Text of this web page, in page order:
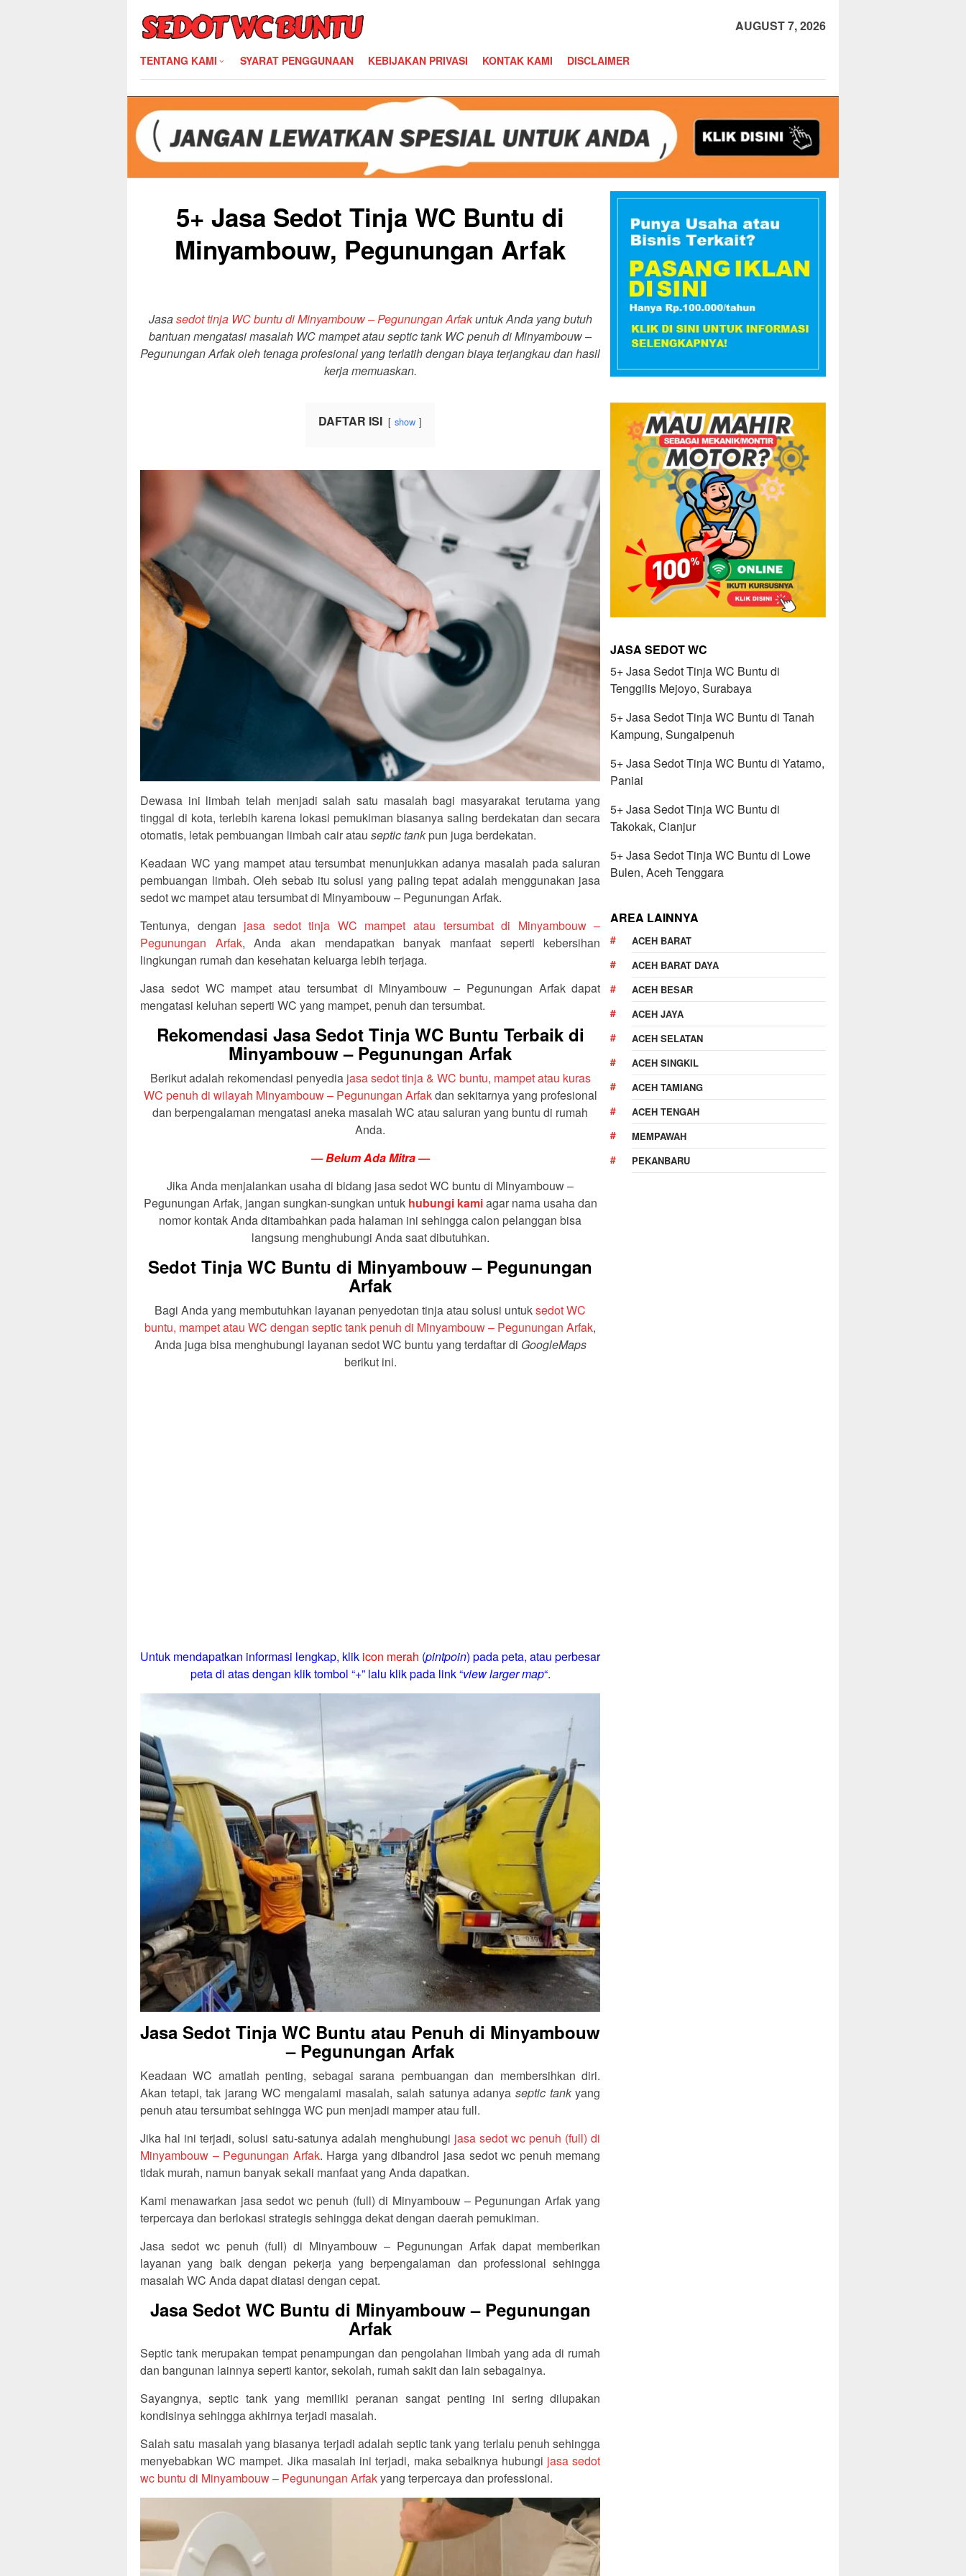
content
AUGUST 7, 2026
TENTANG KAMI SYARAT PENGGUNAAN KEBIJAKAN PRIVASI KONTAK KAMI DISCLAIMER
5+ Jasa Sedot Tinja WC Buntu di
Minyambouw, Pegunungan Arfak
Jasasedot tinja WC buntu di Minyambouw – Pegunungan Arfakuntuk Anda yang butuh
bantuan mengatasi masalah WC mampet atau septic tank WC penuh di Minyambouw –
Pegunungan Arfak oleh tenaga profesional yang terlatih dengan biaya terjangkau dan hasil
kerja memuaskan.
DAFTAR ISI show
Dewasa ini limbah telah menjadi salah satu masalah bagi masyarakat terutama yang
tinggal di kota, terlebih karena lokasi pemukiman biasanya saling berdekatan dan secara
otomatis, letak pembuangan limbah cair atau septic tankpun juga berdekatan.
Keadaan WC yang mampet atau tersumbat menunjukkan adanya masalah pada saluran
pembuangan limbah. Oleh sebab itu solusi yang paling tepat adalah menggunakan jasa
sedot wc mampet atau tersumbat di Minyambouw – Pegunungan Arfak.
Tentunya, dengan jasa sedot tinja WC mampet atau tersumbat di Minyambouw –
Pegunungan Arfak, Anda akan mendapatkan banyak manfaat seperti kebersihan
lingkungan rumah dan kesehatan keluarga lebih terjaga.
Jasa sedot WC mampet atau tersumbat di Minyambouw – Pegunungan Arfak dapat
mengatasi keluhan seperti WC yang mampet, penuh dan tersumbat.
Rekomendasi Jasa Sedot Tinja WC Buntu Terbaik di
Minyambouw – Pegunungan Arfak
Berikut adalah rekomendasi penyedia jasa sedot tinja & WC buntu, mampet atau kuras
WC penuh di wilayah Minyambouw – Pegunungan Arfakdan sekitarnya yang profesional
dan berpengalaman mengatasi aneka masalah WC atau saluran yang buntu di rumah
Anda.
— Belum Ada Mitra —
Jika Anda menjalankan usaha di bidang jasa sedot WC buntu di Minyambouw –
Pegunungan Arfak, jangan sungkan-sungkan untuk hubungi kamiagar nama usaha dan
nomor kontak Anda ditambahkan pada halaman ini sehingga calon pelanggan bisa
langsung menghubungi Anda saat dibutuhkan.
Sedot Tinja WC Buntu di Minyambouw – Pegunungan
Arfak
Bagi Anda yang membutuhkan layanan penyedotan tinja atau solusi untuksedot WC
buntu, mampet atau WC dengan septic tank penuh di Minyambouw – Pegunungan Arfak,
Anda juga bisa menghubungi layanan sedot WC buntu yang terdaftar di GoogleMaps
berikut ini.
Untuk mendapatkan informasi lengkap, klik icon merah (pintpoin) pada peta, atau perbesar
peta di atas dengan klik tombol “+” lalu klik pada link “view larger map“.
Jasa Sedot Tinja WC Buntu atau Penuh di Minyambouw
– Pegunungan Arfak
Keadaan WC amatlah penting, sebagai sarana pembuangan dan membersihkan diri.
Akan tetapi, tak jarang WC mengalami masalah, salah satunya adanya septic tankyang
penuh atau tersumbat sehingga WC pun menjadi mamper atau full.
Jika hal ini terjadi, solusi satu-satunya adalah menghubungi jasa sedot wc penuh (full) di
Minyambouw – Pegunungan Arfak. Harga yang dibandrol jasa sedot wc penuh memang
tidak murah, namun banyak sekali manfaat yang Anda dapatkan.
Kami menawarkan jasa sedot wc penuh (full) di Minyambouw – Pegunungan Arfak yang
terpercaya dan berlokasi strategis sehingga dekat dengan daerah pemukiman.
Jasa sedot wc penuh (full) di Minyambouw – Pegunungan Arfak dapat memberikan
layanan yang baik dengan pekerja yang berpengalaman dan professional sehingga
masalah WC Anda dapat diatasi dengan cepat.
Jasa Sedot WC Buntu di Minyambouw – Pegunungan
Arfak
Septic tank merupakan tempat penampungan dan pengolahan limbah yang ada di rumah
dan bangunan lainnya seperti kantor, sekolah, rumah sakit dan lain sebagainya.
Sayangnya, septic tank yang memiliki peranan sangat penting ini sering dilupakan
kondisinya sehingga akhirnya terjadi masalah.
Salah satu masalah yang biasanya terjadi adalah septic tank yang terlalu penuh sehingga
menyebabkan WC mampet. Jika masalah ini terjadi, maka sebaiknya hubungi jasa sedot
wc buntu di Minyambouw – Pegunungan Arfakyang terpercaya dan professional.
JASA SEDOT WC
5+ Jasa Sedot Tinja WC Buntu di
Tenggilis Mejoyo, Surabaya
5+ Jasa Sedot Tinja WC Buntu di Tanah
Kampung, Sungaipenuh
5+ Jasa Sedot Tinja WC Buntu di Yatamo,
Paniai
5+ Jasa Sedot Tinja WC Buntu di
Takokak, Cianjur
5+ Jasa Sedot Tinja WC Buntu di Lowe
Bulen, Aceh Tenggara
AREA LAINNYA
ACEH BARAT
ACEH BARAT DAYA
ACEH BESAR
ACEH JAYA
ACEH SELATAN
ACEH SINGKIL
ACEH TAMIANG
ACEH TENGAH
MEMPAWAH
PEKANBARU